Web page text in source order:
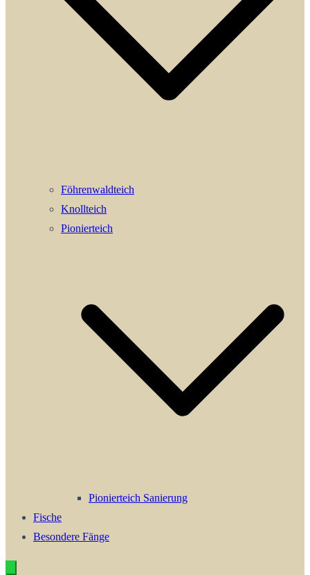
Föhrenwaldteich
Knollteich
Pionierteich
Pionierteich Sanierung
Fische
Besondere Fänge